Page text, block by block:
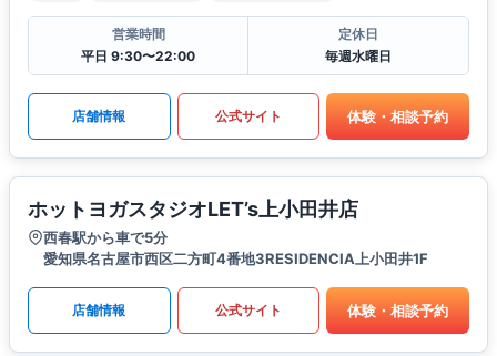
営業時間
平日 9:30〜22:00
定休日
毎週水曜日
店舗情報 公式サイト 体験・相談予約
ホットヨガスタジオLET’s上小田井店
西春駅から車で5分
愛知県名古屋市西区二方町4番地3RESIDENCIA上小田井1F
店舗情報 公式サイト 体験・相談予約